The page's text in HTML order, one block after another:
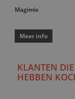
Magimix
Meer info
KLANTEN
HEBBEN